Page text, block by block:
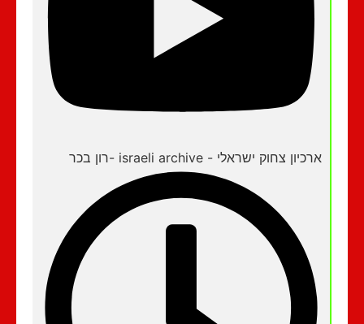
ארכיון צחוק ישראלי - israeli archive -רון בכר